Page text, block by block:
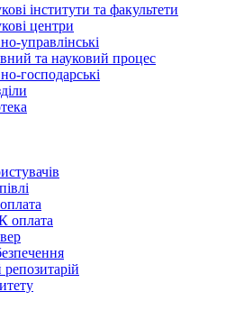
інститути та факультети
центри
управлінські
та науковий процес
господарські